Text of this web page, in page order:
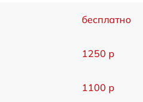
бесплатно
1250 р
1100 р